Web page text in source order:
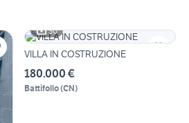
30
VILLA IN COSTRUZIONE
180.000 €
Battifollo(CN)